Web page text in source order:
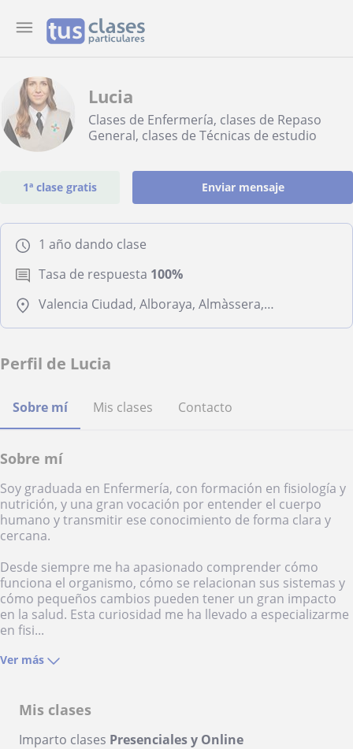
Lucia
Clases de Enfermería, clases de Repaso
General, clases de Técnicas de estudio
1ª clase gratis Enviar mensaje
1 año dando clase
Tasa de respuesta 100%
Valencia Ciudad, Alboraya, Almàssera, Tavernes Blanques, Valencia (Ciudad)
Perfil de Lucia
Sobre mí Mis clases Contacto
Sobre mí
Soy graduada en Enfermería, con formación en fisiología y
nutrición, y una gran vocación por entender el cuerpo
humano y transmitir ese conocimiento de forma clara y
cercana.
Desde siempre me ha apasionado comprender cómo
funciona el organismo, cómo se relacionan sus sistemas y
cómo pequeños cambios pueden tener un gran impacto
en la salud. Esta curiosidad me ha llevado a especializarme
en fisi...
Ver más
Mis clases
Imparto clases Presenciales y Online